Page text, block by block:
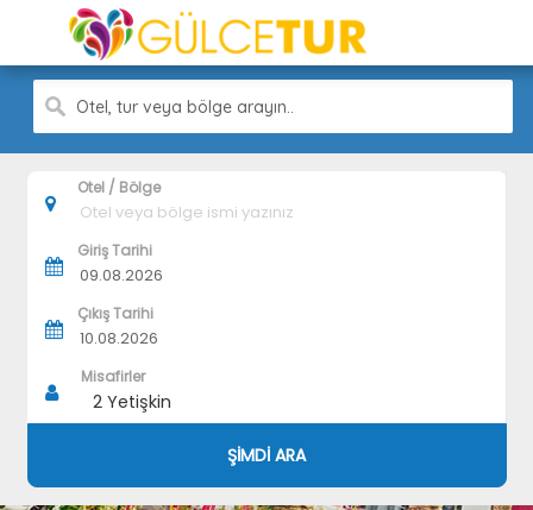
Otel, tur veya bölge arayın..
Otel / Bölge
Giriş Tarihi
Çıkış Tarihi
Misafirler
2 Yetişkin
ŞİMDİ ARA